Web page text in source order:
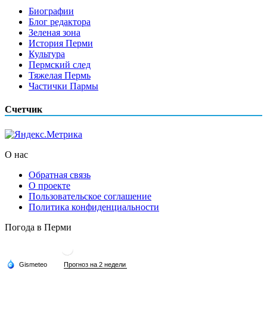
Биографии
Блог редактора
Зеленая зона
История Перми
Культура
Пермский след
Тяжелая Пермь
Частички Пармы
Счетчик
О нас
Обратная связь
О проекте
Пользовательское соглашение
Политика конфиденциальности
Погода в Перми